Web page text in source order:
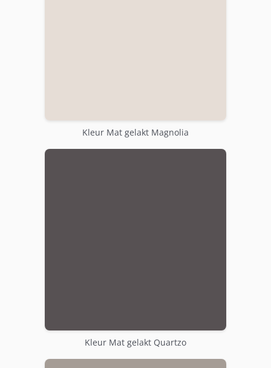
Kleur Mat gelakt Magnolia
Kleur Mat gelakt Quartzo